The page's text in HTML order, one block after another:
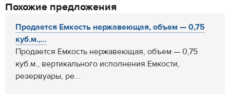
Похожие предложения
Продается Емкость нержавеющая, объем — 0,75
куб.м.,...
Продается Емкость нержавеющая, объем — 0,75
куб.м., вертикального исполнения Емкости,
резервуары, ре...